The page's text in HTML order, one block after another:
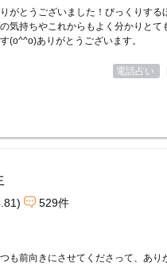
がとうございました！びっくりする
気持ちやこれからもよく分かりと
(o^^o)ありがとうございます。
電話占い
529件
も前向きにさせてくださって、あり